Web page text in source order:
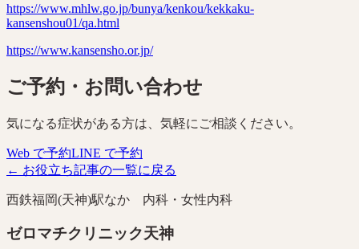
https://www.mhlw.go.jp/bunya/kenkou/kekkaku-
kansenshou01/qa.html
https://www.kansensho.or.jp/
ご予約・お問い合わせ
気になる症状がある方は、気軽にご相談ください。
Web で予約LINE で予約
← お役立ち記事の一覧に戻る
西鉄福岡(天神)駅なか 内科・女性内科
ゼロマチクリニック天神